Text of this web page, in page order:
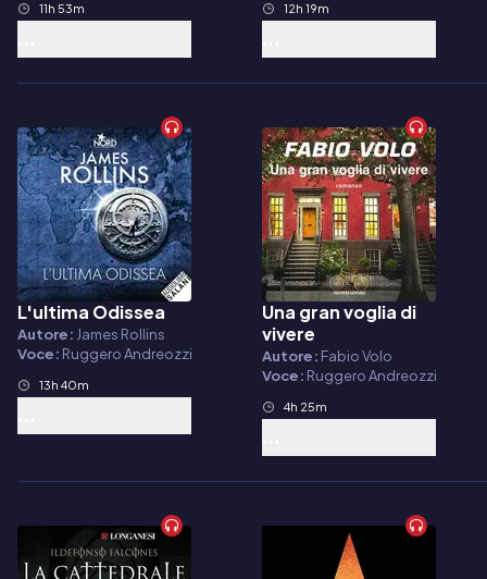
11h 53m 12h 19m
Audiolibro
L'ultima Odissea
Autore: James Rollins
Voce: Ruggero Andreozzi
13h 40m
Audiolibro
Una gran voglia di
vivere
Autore: Fabio Volo
Voce: Ruggero Andreozzi
4h 25m